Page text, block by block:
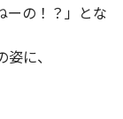
ーの！？」とな
に、